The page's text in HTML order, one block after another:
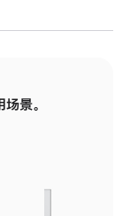
景。